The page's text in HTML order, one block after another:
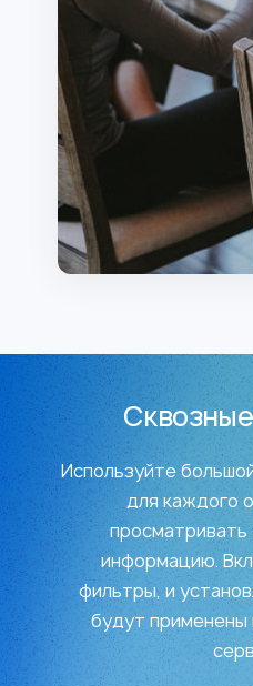
Используйте
для каждого
информацию.
фильтры, и
будут применены